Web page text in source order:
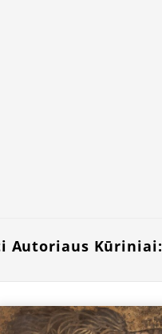
Autoriaus Kūriniai: